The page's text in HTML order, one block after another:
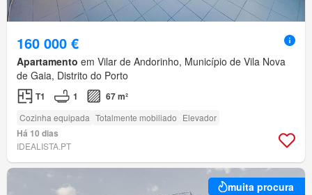
160 000 €
Apartamento em Vilar de Andorinho, Município de Vila Nova
de Gaia, Distrito do Porto
T1 1 67 m²
Cozinha equipada Totalmente mobiliado Elevador
Há 10 dias
IDEALISTA.PT
muita procura